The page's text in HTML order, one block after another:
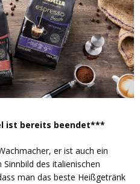
ist bereits beendet***
er ist auch ein
des italienischen
man das beste Heißgetränk